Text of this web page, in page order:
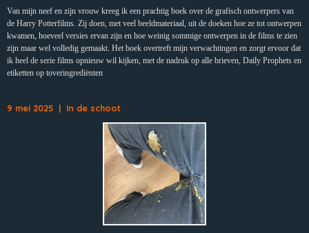
Van mijn neef en zijn vrouw kreeg ik een prachtig boek over de grafisch ontwerpers van
de Harry Potterfilms. Zij doen, met veel beeldmateriaal, uit de doeken hoe ze tot ontwerpen
kwamen, hoeveel versies ervan zijn en hoe weinig sommige ontwerpen in de films te zien
zijn maar wel volledig gemaakt. Het boek overtreft mijn verwachtingen en zorgt ervoor dat
ik heel de serie films opnieuw wil kijken, met de nadruk op alle brieven, Daily Prophets en
etiketten op toveringrediënten
9 mei 2025 | In de schoot